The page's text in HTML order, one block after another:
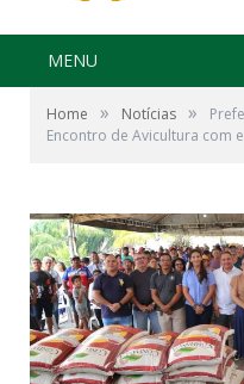
MENU
Home » Notícias »
Encontro de Avicultura com